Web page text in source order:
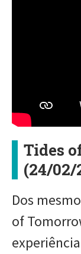
Tides
(24/02/
Dos
of